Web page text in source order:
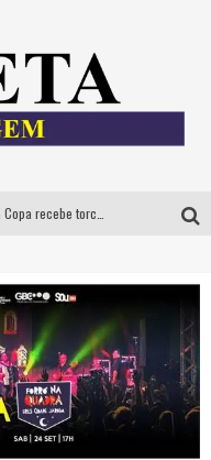
Espetáculo “Allan Kardec – Um Olhar para a Eternidade” desembarca em BH na próxima semana